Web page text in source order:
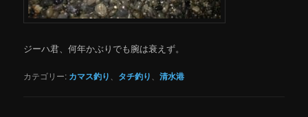
ジーハ君、何年かぶりでも腕は衰えず。
カテゴリー: カマス釣り タチ釣り 、清水港